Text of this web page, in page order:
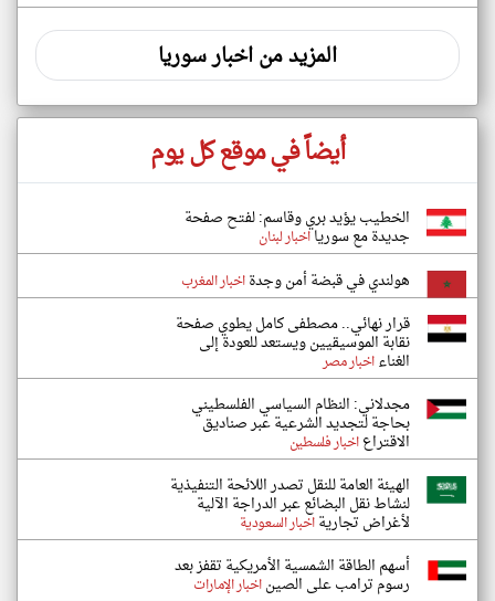
المزيد من اخبار سوريا
أيضاً في موقع كل يوم
الخطيب يؤيد بري وقاسم: لفتح صفحة
جديدة مع سوريااخبار لبنان
هولندي في قبضة أمن وجدةاخبار المغرب
قرار نهائي.. مصطفى كامل يطوي صفحة
نقابة الموسيقيين ويستعد للعودة إلى
الغناءاخبار مصر
مجدلاني: النظام السياسي الفلسطيني
بحاجة لتجديد الشرعية عبر صناديق
الاقتراعاخبار فلسطين
الهيئة العامة للنقل تصدر اللائحة التنفيذية
لنشاط نقل البضائع عبر الدراجة الآلية
لأغراض تجاريةاخبار السعودية
أسهم الطاقة الشمسية الأمريكية تقفز بعد
رسوم ترامب على الصيناخبار الإمارات